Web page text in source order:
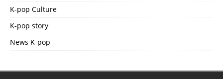
K-pop Culture
K-pop story
News K-pop